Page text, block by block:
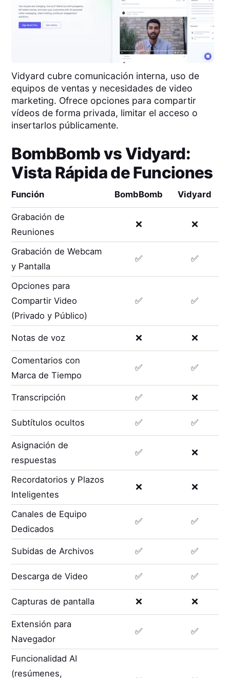
Vidyard cubre comunicación interna, uso de
equipos de ventas y necesidades de video
marketing. Ofrece opciones para compartir
vídeos de forma privada, limitar el acceso o
insertarlos públicamente.
BombBombvsVidyard:
Vista Rápida de Funciones
Función BombBomb Vidyard
Grabación de
Reuniones
❌ ❌
Grabación de Webcam
y Pantalla
✅ ✅
Opciones para
Compartir Video
(Privado y Público)
✅ ✅
Notas de voz ❌ ❌
Comentarios con
Marca de Tiempo
✅ ✅
Transcripción ✅ ❌
Subtítulos ocultos ✅ ✅
Asignación de
respuestas
✅ ❌
Recordatorios y Plazos
Inteligentes
❌ ❌
Canales de Equipo
Dedicados
✅ ✅
Subidas de Archivos ✅ ✅
Descarga de Video ✅ ✅
Capturas de pantalla ❌ ❌
Extensión para
Navegador
✅ ✅
Funcionalidad AI
(resúmenes,